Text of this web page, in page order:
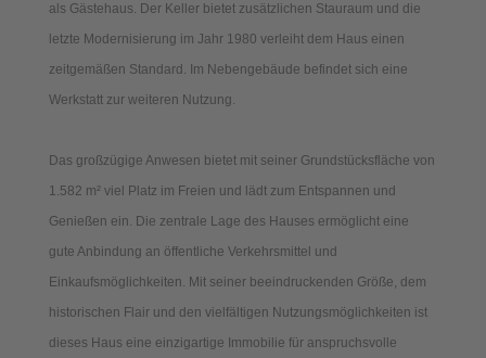
als Gästehaus. Der Keller bietet zusätzlichen Stauraum und die
letzte Modernisierung im Jahr 1980 verleiht dem Haus einen
zeitgemäßen Standard. Im Nebengebäude befindet sich eine
Werkstatt zur weiteren Nutzung.
Das großzügige Anwesen bietet mit seiner Grundstücksfläche von
1.582 m² viel Platz im Freien und lädt zum Entspannen und
Genießen ein. Die zentrale Lage des Hauses ermöglicht eine
gute Anbindung an öffentliche Verkehrsmittel und
Einkaufsmöglichkeiten. Mit seiner beeindruckenden Größe, dem
historischen Flair und den vielfältigen Nutzungsmöglichkeiten ist
dieses Haus eine einzigartige Immobilie für anspruchsvolle